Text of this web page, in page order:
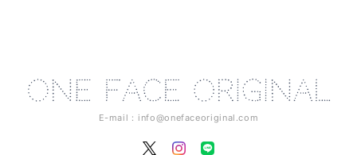
E-mail： info@onefaceoriginal.com